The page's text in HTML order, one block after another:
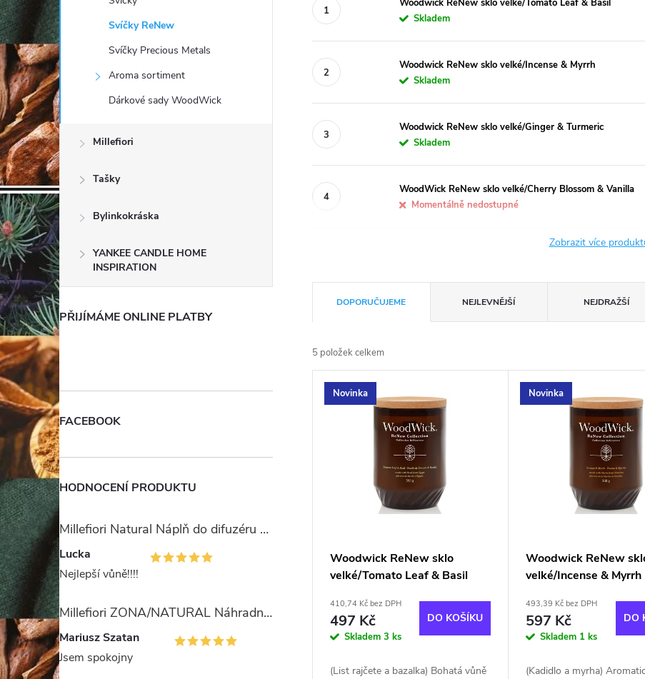
a
n
n
í
p
a
n
e
l
Svíčky ReNew
Svíčky Precious Metals
Aroma sortiment
Dárkové sady WoodWick
Millefiori
Tašky
Bylinkokráska
YANKEE CANDLE HOME
INSPIRATION
PŘIJÍMÁME ONLINE PLATBY
FACEBOOK
HODNOCENÍ PRODUKTU
Millefiori Natural Náplň do difuzéru 250ml/Ambra & Rosa
Lucka
Nejlepší vůně!!!!
Millefiori ZONA/NATURAL Náhradní stébla pro difuzér 100ml
Mariusz Szatan
Jsem spokojny
Skladem
Woodwick ReNew sklo velké/Incense & Myrrh
Skladem
Woodwick ReNew sklo velké/Ginger & Turmeric
Skladem
WoodWick ReNew sklo velké/Cherry Blossom & Vanilla
Momentálně nedostupné
Zobrazit více
a
z
e
DOPORUČUJEME NEJLEVNĚJŠÍ NEJDRAŽŠÍ
5 položek celkem
VNovinka
Woodwick ReNew sklo
velké/Tomato Leaf & Basil
410,74 Kč bez DPH
497 Kč
Skladem 3 ks
DO KOŠÍKU
(List rajčete a bazalka) Bohatá vůně
Novinka
Woodwick ReNew
velké/Incense & Myrrh
493,39 Kč bez DPH
597 Kč
Skladem 1 ks
DO
(Kadidlo a myrha)